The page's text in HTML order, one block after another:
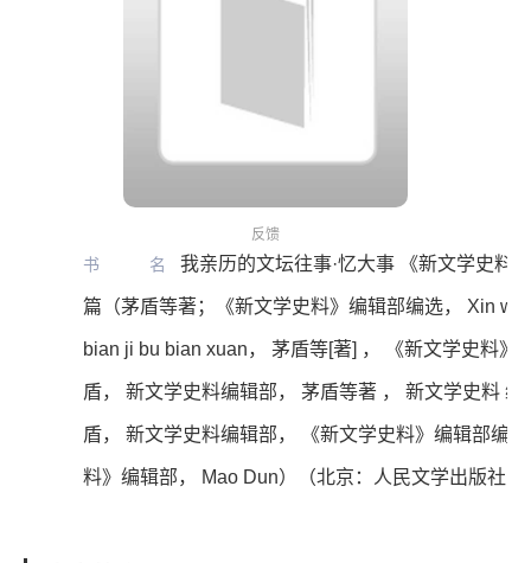
反馈
书名 我亲历的文坛往事·忆大事 《新文学史料
篇（茅盾等著；《新文学史料》编辑部编选， Xin
bian ji bu bian xuan， 茅盾等[著] ， 《新文学史料》
盾， 新文学史料编辑部， 茅盾等著 ， 新文学史料 编
盾， 新文学史料编辑部， 《新文学史料》编辑部编
料》编辑部， Mao Dun）（北京：人民文学出版社